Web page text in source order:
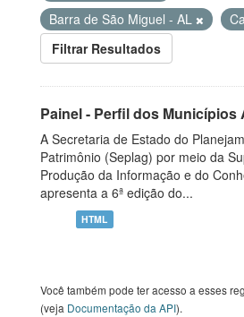
Barra de São Miguel - AL
Filtrar Resultados
Painel - Perfil dos Municípios
A Secretaria de Estado do
Patrimônio (Seplag) por meio da
Produção da Informação e do
apresenta a 6ª edição do...
HTML
Você também pode ter acesso a esses
(veja Documentação da API).